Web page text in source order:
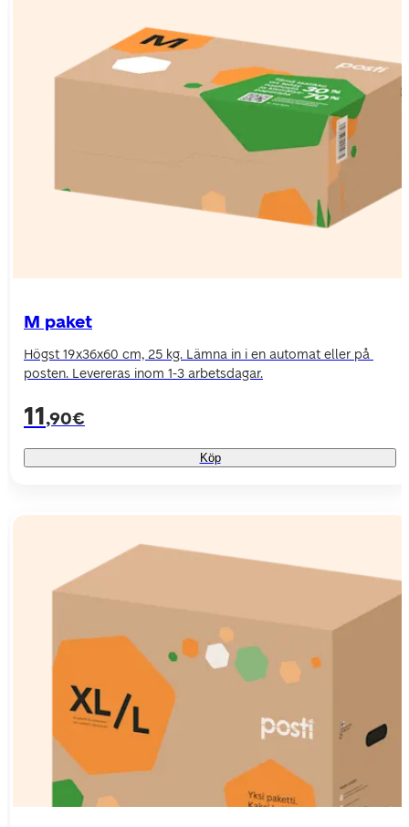
M paket
Högst 19x36x60 cm, 25 kg. Lämna in i en automat eller på
posten. Levereras inom 1-3 arbetsdagar.
11,90€
Köp